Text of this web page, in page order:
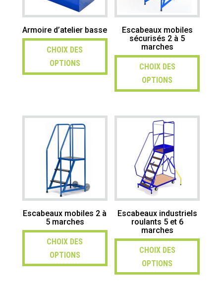
Armoire d’atelier basse
CHOIX DES
OPTIONS
Escabeaux mobiles
sécurisés 2 à 5
marches
CHOIX DES
OPTIONS
Escabeaux mobiles 2 à
5 marches
CHOIX DES
OPTIONS
Escabeaux industriels
roulants 5 et 6
marches
CHOIX DES
OPTIONS